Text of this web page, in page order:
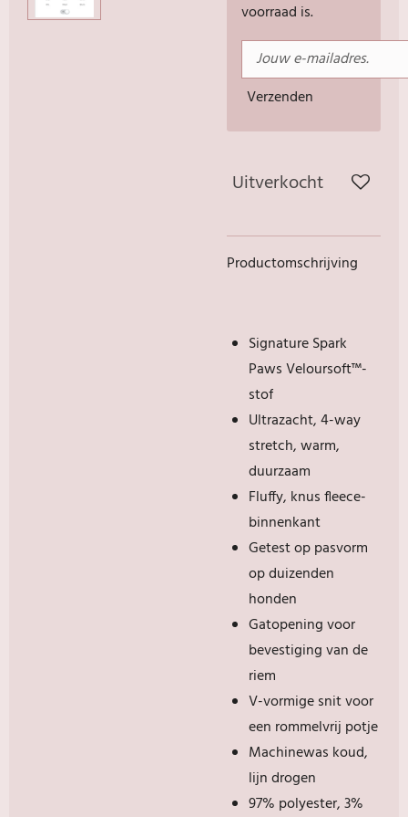
voorraad is.
Verzenden
Uitverkocht
Productomschrijving
Signature Spark
Paws Veloursoft™-
stof
Ultrazacht, 4-way
stretch, warm,
duurzaam
Fluffy, knus fleece-
binnenkant
Getest op pasvorm
op duizenden
honden
Gatopening voor
bevestiging van de
riem
V-vormige snit voor
een rommelvrij potje
Machinewas koud,
lijn drogen
97% polyester, 3%